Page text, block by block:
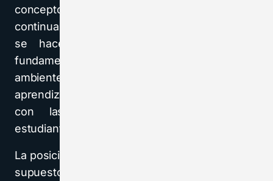
conceptos cambian evolucionan
continuamente con cada nueva utilización que
se hace de ellos. Por esta razón es
fundamental que el aprendizaje tenga lugar en
ambientes reales y que las actividades de
aprendizaje seleccionadas estén vinculadas
con las experiencias vividas por los
estudiantes.
La posición de los constructivistas no acepta el
supuesto que los tipos de aprendizaje pueden